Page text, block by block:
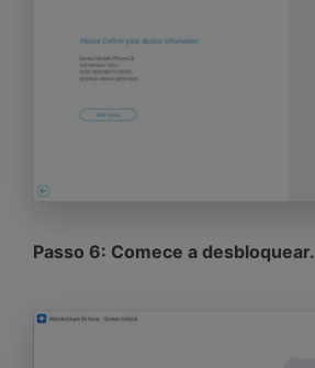
Passo 6: Comece a desbloquear.